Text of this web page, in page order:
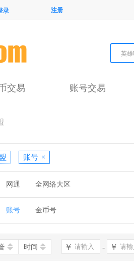
录 注册
英
交易 账号交易
账号 ×
网通 全网络大区
账号 金币号
时间 ￥ - ￥